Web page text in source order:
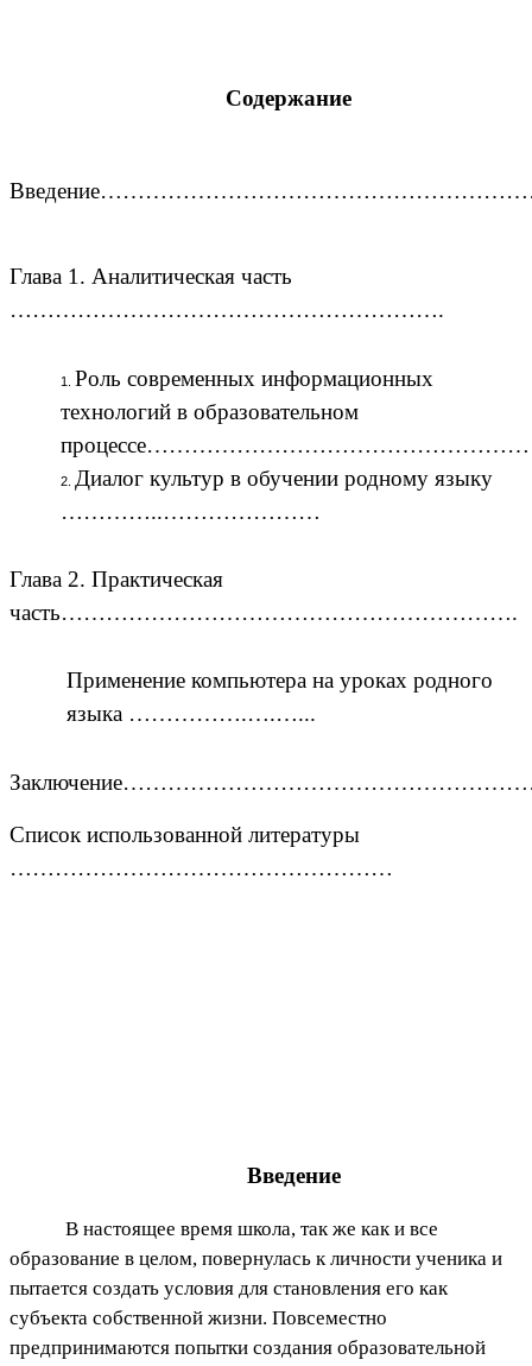
Содержание
Глава 1. Аналитическая часть
………………………………………………….
Роль современных информационных
технологий в образовательном
Диалог культур в обучении родному языку
…………..…………………
Глава 2. Практическая
часть…………………………………………………….
Применение компьютера на уроках родного
языка …………….….…...
Список использованной литературы
……………………………………………
Введение
В настоящее время школа, так же как и все
образование в целом, повернулась к личности ученика и
пытается создать условия для становления его как
субъекта собственной жизни. Повсеместно
предпринимаются попытки создания образовательной